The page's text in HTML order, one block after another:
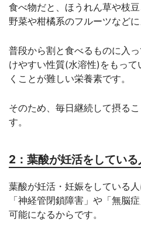
食べ物だと、ほうれん草や枝
野菜や柑橘系のフルーツなどに
普段から割と食べるものに入
けやすい性質(水溶性)をもっ
くことが難しい栄養素です。
そのため、毎日継続して摂る
す。
2：葉酸が妊活をしてい
葉酸が妊活・妊娠をしている
「神経管閉鎖障害」や「無脳
可能になるからです。